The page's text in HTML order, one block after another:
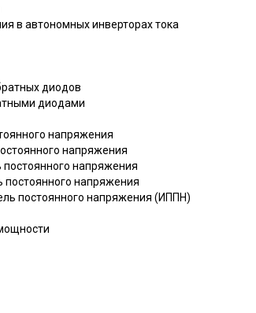
в автономных инверторах тока
диодов
диодами
напряжения
напряжения
напряжения
напряжения
постоянного напряжения (ИППН)